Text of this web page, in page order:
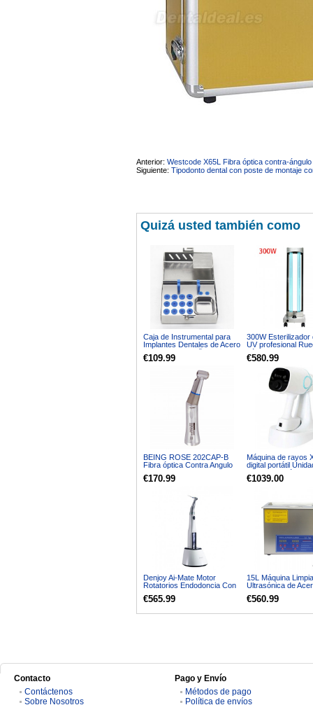
Anterior: Westcode X65L Fibra óptica contra-
Siguiente: Tipodonto dental con poste de montaje
Quizá usted también como
Caja de Instrumental para
Implantes Dentales de Acero
Inoxidable Tamaño Medio
€109.99
300W Esterilizador
UV profesional
Lámpara germicida
Esterilización de
Desinfección
UV Acero
sensores de radar
€580.99
BEING ROSE 202CAP-B
Fibra óptica Contra Angulo
KAVO
€170.99
Máquina de rayos
digital portátil
rayos X portátil de
frecuencia
€1039.00
Denjoy Ai-Mate Motor
Rotatorios Endodoncia Con
Contra-ángulo 6: 1
€565.99
15L Máquina
Ultrasónica de
110V/220V
€560.99
Contacto
Contáctenos
Sobre Nosotros
Pago y Envío
Métodos de pago
Política de envíos